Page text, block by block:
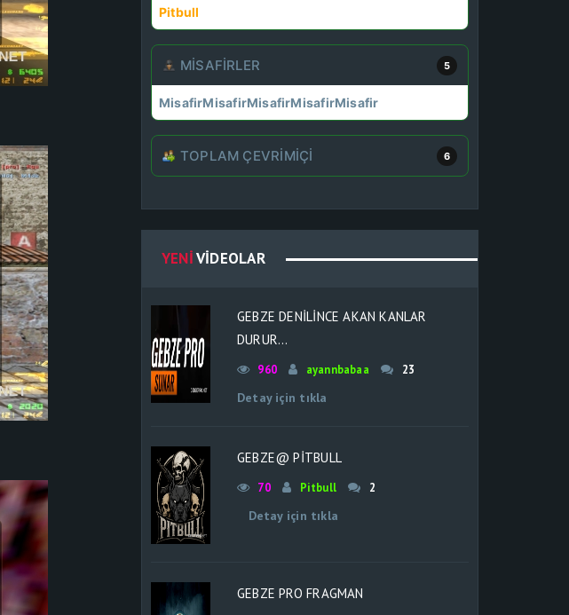
Pitbull
MISAFIRLER 5
MisafirMisafirMisafirMisafirMisafir
TOPLAM ÇEVRIMIÇI 6
YENIVIDEOLAR
GEBZE DENİLİNCE AKAN KANLAR
DURUR...
960 ayannbabaa 23
Detay için tıkla
GEBZE@ PİTBULL
70 Pitbull 2
Detay için tıkla
GEBZE PRO FRAGMAN